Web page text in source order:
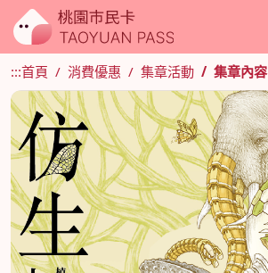
:::首頁 消費優惠 集章活動 集章內容